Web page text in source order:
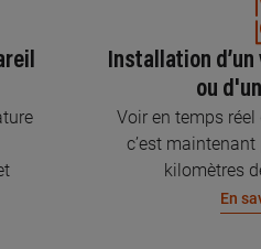
Installation
ou
Voir en temps
c’est
kilomètres
En